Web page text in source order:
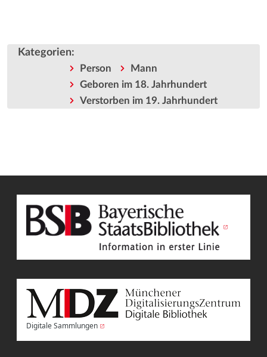
Kategorien:
Person
Mann
Geboren im 18. Jahrhundert
Verstorben im 19. Jahrhundert
Digitale Sammlungen